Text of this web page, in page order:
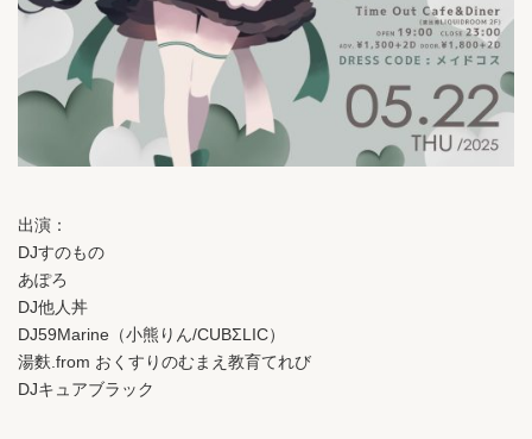
出演：
DJすのもの
あぽろ
DJ他人丼
DJ59Marine（小熊りん/CUBΣLIC）
湯麩.from おくすりのむまえ教育てれび
DJキュアブラック